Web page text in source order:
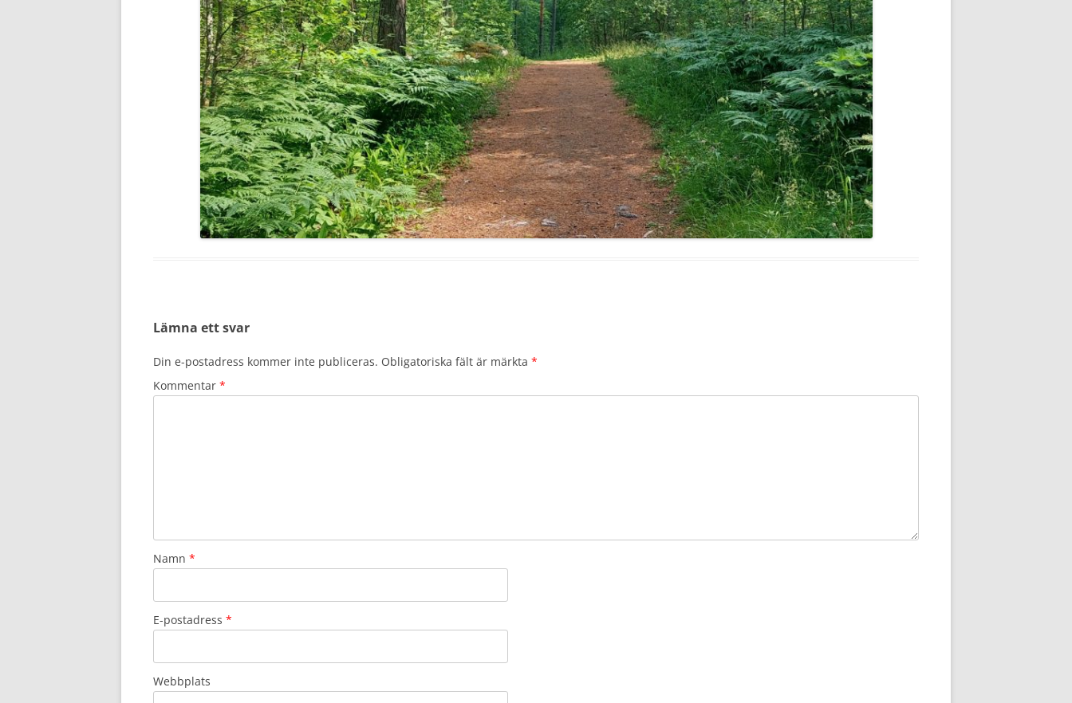
Lämna ett svar
Din e-postadress kommer inte publiceras. Obligatoriska fält är märkta *
Kommentar *
Namn *
E-postadress *
Webbplats